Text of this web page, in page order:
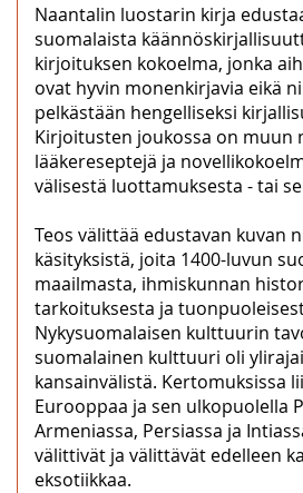
Naantalin luostarin kirja
suomalaista
kirjoituksen kokoelma, jonka
ovat hyvin monenkirjavia eikä
pelkästään hengelliseksi
Kirjoitusten joukossa on muun
lääkereseptejä ja
välisestä luottamuksesta - tai
Teos välittää edustavan kuvan
käsityksistä, joita 1400-luvun
maailmasta, ihmiskunnan
tarkoituksesta ja
Nykysuomalaisen kulttuurin
suomalainen kulttuuri oli
kansainvälistä. Kertomuksissa
Eurooppaa ja sen ulkopuolella
Armeniassa, Persiassa ja
välittivät ja välittävät edelleen
eksotiikkaa.